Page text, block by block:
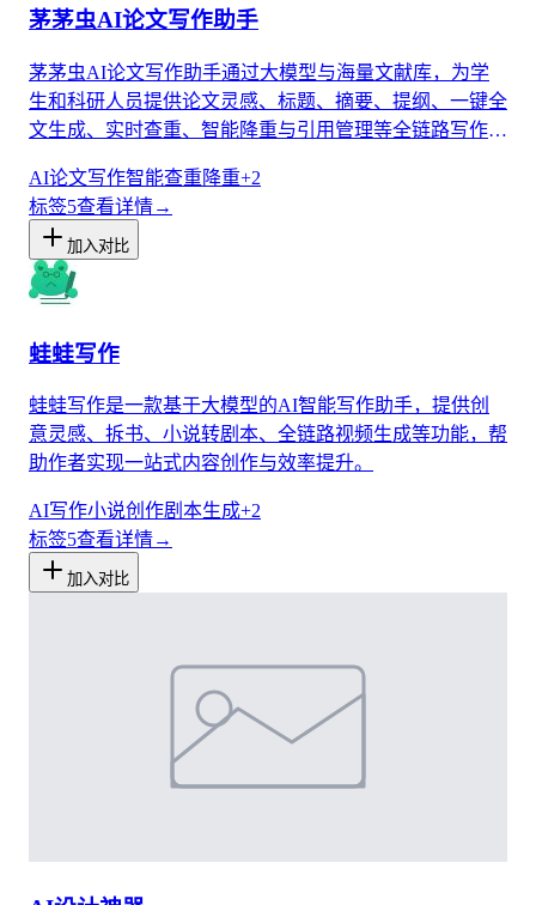
茅茅虫AI论文写作助手
茅茅虫AI论文写作助手通过大模型与海量文献库，为学
生和科研人员提供论文灵感、标题、摘要、提纲、一键全
文生成、实时查重、智能降重与引用管理等全链路写作支
AI论文写作智能查重降重+2
标签5查看详情→
加入对比
蛙蛙写作
蛙蛙写作是一款基于大模型的AI智能写作助手，提供创
意灵感、拆书、小说转剧本、全链路视频生成等功能，帮
助作者实现一站式内容创作与效率提升。
AI写作小说创作剧本生成+2
标签5查看详情→
加入对比